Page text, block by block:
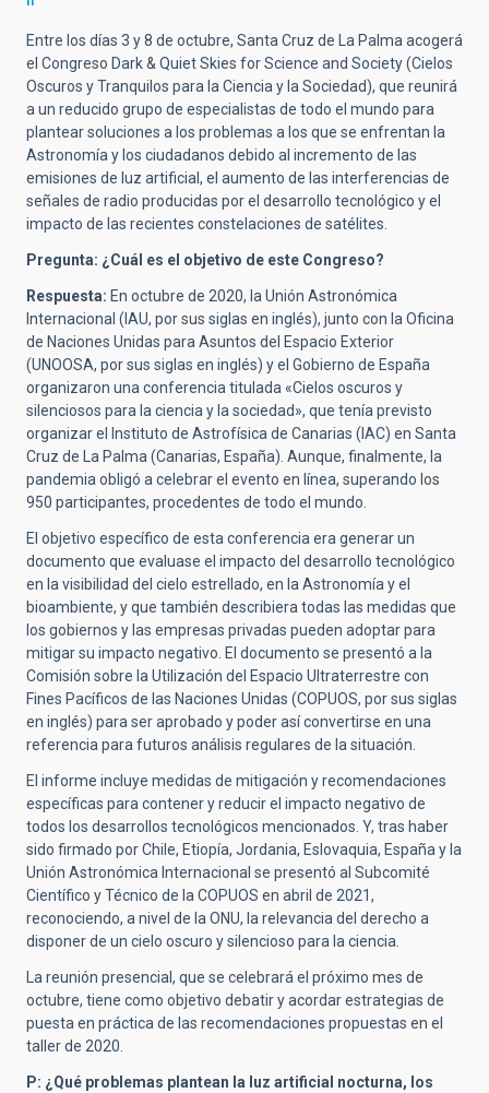
Entre los días 3 y 8 de octubre, Santa Cruz de La Palma acogerá
el Congreso Dark & Quiet Skies for Science and Society (Cielos
Oscuros y Tranquilos para la Ciencia y la Sociedad), que reunirá
a un reducido grupo de especialistas de todo el mundo para
plantear soluciones a los problemas a los que se enfrentan la
Astronomía y los ciudadanos debido al incremento de las
emisiones de luz artificial, el aumento de las interferencias de
señales de radio producidas por el desarrollo tecnológico y el
impacto de las recientes constelaciones de satélites.
Pregunta: ¿Cuál es el objetivo de este Congreso?
Respuesta: En octubre de 2020, la Unión Astronómica
Internacional (IAU, por sus siglas en inglés), junto con la Oficina
de Naciones Unidas para Asuntos del Espacio Exterior
(UNOOSA, por sus siglas en inglés) y el Gobierno de España
organizaron una conferencia titulada «Cielos oscuros y
silenciosos para la ciencia y la sociedad», que tenía previsto
organizar el Instituto de Astrofísica de Canarias (IAC) en Santa
Cruz de La Palma (Canarias, España). Aunque, finalmente, la
pandemia obligó a celebrar el evento en línea, superando los
950 participantes, procedentes de todo el mundo.
El objetivo específico de esta conferencia era generar un
documento que evaluase el impacto del desarrollo tecnológico
en la visibilidad del cielo estrellado, en la Astronomía y el
bioambiente, y que también describiera todas las medidas que
los gobiernos y las empresas privadas pueden adoptar para
mitigar su impacto negativo. El documento se presentó a la
Comisión sobre la Utilización del Espacio Ultraterrestre con
Fines Pacíficos de las Naciones Unidas (COPUOS, por sus siglas
en inglés) para ser aprobado y poder así convertirse en una
referencia para futuros análisis regulares de la situación.
El informe incluye medidas de mitigación y recomendaciones
específicas para contener y reducir el impacto negativo de
todos los desarrollos tecnológicos mencionados. Y, tras haber
sido firmado por Chile, Etiopía, Jordania, Eslovaquia, España y la
Unión Astronómica Internacional se presentó al Subcomité
Científico y Técnico de la COPUOS en abril de 2021,
reconociendo, a nivel de la ONU, la relevancia del derecho a
disponer de un cielo oscuro y silencioso para la ciencia.
La reunión presencial, que se celebrará el próximo mes de
octubre, tiene como objetivo debatir y acordar estrategias de
puesta en práctica de las recomendaciones propuestas en el
taller de 2020.
P: ¿Qué problemas plantean la luz artificial nocturna, los